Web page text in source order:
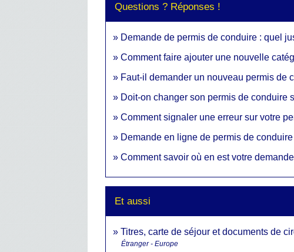
Questions ? Réponses !
Demande de permis de conduire : quel
Comment faire ajouter une nouvelle
Faut-il demander un nouveau permis de
Doit-on changer son permis de conduire
Comment signaler une erreur sur votre
Demande en ligne de permis de
Comment savoir où en est votre
Et aussi
Titres, carte de séjour et documents de
Étranger - Europe